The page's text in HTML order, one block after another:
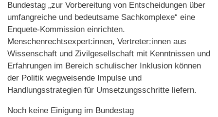
Bundestag „zur Vorbereitung von Entscheidungen über
umfangreiche und bedeutsame Sachkomplexe“ eine
Enquete-Kommission einrichten.
Menschenrechtsexpert:innen, Vertreter:innen aus
Wissenschaft und Zivilgesellschaft mit Kenntnissen und
Erfahrungen im Bereich schulischer Inklusion können
der Politik wegweisende Impulse und
Handlungsstrategien für Umsetzungsschritte liefern.
Noch keine Einigung im Bundestag